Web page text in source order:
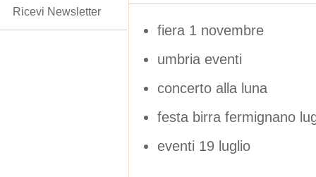
fiera 1 novembre
umbria eventi
concerto alla luna
festa birra fermignano
eventi 19 luglio
Ricevi Newsletter